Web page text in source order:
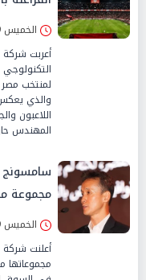
الخميس 09/يوليو/2026 - 01:27 ص
أعربت شركة
لمنتخب
والذي يعكس
اللاعبون
المهندس
مجموعة
الخميس 09/يوليو/2026 - 01:17 ص
أعلنت
مجموعاتها